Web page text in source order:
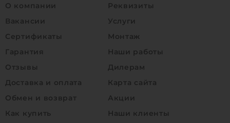
О компании
Вакансии
Сертификаты
Гарантия
Отзывы
Доставка и оплата
Обмен и возврат
Как купить
Реквизиты
Услуги
Монтаж
Наши работы
Дилерам
Карта сайта
Акции
Наши клиенты